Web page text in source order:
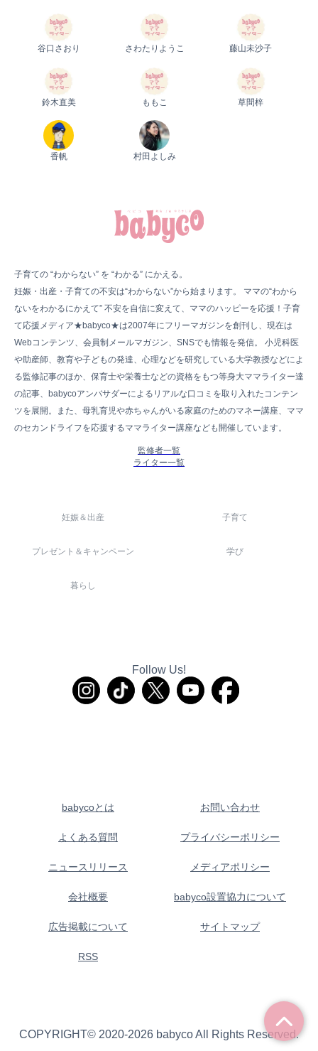
谷口さおり さわたりようこ 藤山未沙子
鈴木直美 ももこ 草間梓
香帆 村田よしみ
子育ての “わからない” を “わかる” にかえる。
妊娠・出産・子育ての不安は“わからない”から始まります。 ママの“わから
ないをわかるにかえて” 不安を自信に変えて、ママのハッピーを応援！子育
て応援メディア★babyco★は2007年にフリーマガジンを創刊し、現在は
Webコンテンツ、会員制メールマガジン、SNSでも情報を発信。 小児科医
や助産師、教育や子どもの発達、心理などを研究している大学教授などによ
る監修記事のほか、保育士や栄養士などの資格をもつ等身大ママライター達
の記事、babycoアンバサダーによるリアルな口コミを取り入れたコンテン
ツを展開。また、母乳育児や赤ちゃんがいる家庭のためのマネー講座、ママ
のセカンドライフを応援するママライター講座なども開催しています。
監修者一覧
ライター一覧
妊娠＆出産 子育て
プレゼント＆キャンペーン 学び
暮らし
Follow Us!
babycoとは お問い合わせ
よくある質問 プライバシーポリシー
ニュースリリース メディアポリシー
会社概要 babyco設置協力について
広告掲載について サイトマップ
RSS
COPYRIGHT© 2020-2026 babyco All Rights Reserved.